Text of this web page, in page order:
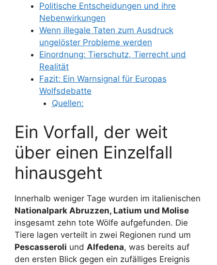
Politische Entscheidungen und ihre
Nebenwirkungen
Wenn illegale Taten zum Ausdruck
ungelöster Probleme werden
Einordnung: Tierschutz, Tierrecht und
Realität
Fazit: Ein Warnsignal für Europas
Wolfsdebatte
Quellen:
Ein Vorfall, der weit
über einen Einzelfall
hinausgeht
Innerhalb weniger Tage wurden im italienischen
Nationalpark Abruzzen, Latium und Molise
insgesamt zehn tote Wölfe aufgefunden. Die
Tiere lagen verteilt in zwei Regionen rund um
Pescasseroli und Alfedena, was bereits auf
den ersten Blick gegen ein zufälliges Ereignis